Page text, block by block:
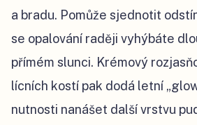
a bradu. Pomůže sjednotit
se opalování raději vyhýbáte
přímém slunci. Krémový
lícních kostí pak dodá letní
nutnosti nanášet další vrstvu